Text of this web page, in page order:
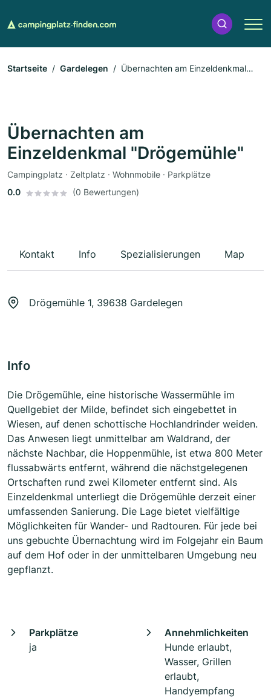
Startseite Gardelegen
Übernachten am Einzeldenkmal
Übernachten am
Einzeldenkmal "Drögemühle"
Campingplatz · Zeltplatz · Wohnmobile · Parkplätze
0.0
(0 Bewertungen)
Kontakt Info Spezialisierungen Map
Drögemühle 1, 39638 Gardelegen
Info
Die Drögemühle, eine historische Wassermühle im
Quellgebiet der Milde, befindet sich eingebettet in
Wiesen, auf denen schottische Hochlandrinder weiden.
Das Anwesen liegt unmittelbar am Waldrand, der
nächste Nachbar, die Hoppenmühle, ist etwa 800 Meter
flussabwärts entfernt, während die nächstgelegenen
Ortschaften rund zwei Kilometer entfernt sind. Als
Einzeldenkmal unterliegt die Drögemühle derzeit einer
umfassenden Sanierung. Die Lage bietet vielfältige
Möglichkeiten für Wander- und Radtouren. Für jede bei
uns gebuchte Übernachtung wird im Folgejahr ein Baum
auf dem Hof oder in der unmittelbaren Umgebung neu
gepflanzt.
Parkplätze
ja
Annehmlichkeiten
Hunde erlaubt,
Wasser, Grillen
erlaubt,
Handyempfang